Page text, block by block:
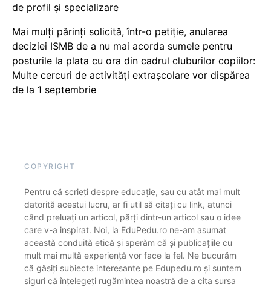
de profil și specializare
Mai mulți părinți solicită, într-o petiție, anularea
deciziei ISMB de a nu mai acorda sumele pentru
posturile la plata cu ora din cadrul cluburilor copiilor:
Multe cercuri de activități extrașcolare vor dispărea
de la 1 septembrie
COPYRIGHT
Pentru că scrieți despre educație, sau cu atât mai mult
datorită acestui lucru, ar fi util să citați cu link, atunci
când preluați un articol, părți dintr-un articol sau o idee
care v-a inspirat. Noi, la EduPedu.ro ne-am asumat
această conduită etică și sperăm că și publicațiile cu
mult mai multă experiență vor face la fel. Ne bucurăm
că găsiți subiecte interesante pe Edupedu.ro și suntem
siguri că înțelegeți rugămintea noastră de a cita sursa